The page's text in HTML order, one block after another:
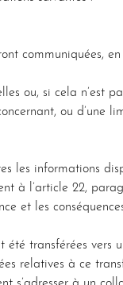
communiquées,
ou, si cela n’est
ou
les informations
à l’article 22,
et les
transférées
relatives à ce